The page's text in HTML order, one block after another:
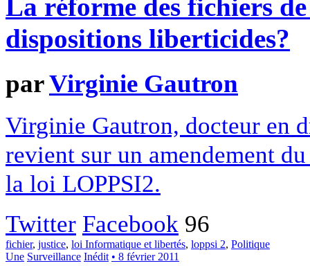
La réforme des fichiers
dispositions liberticides?
parVirginie Gautron
Virginie Gautron, docteur en
revient sur un amendement
la loi LOPPSI2.
Twitter Facebook 96
fichier, justice, loi Informatique et libertés, loppsi 2, Politique
Une Surveillance Inédit • 8 février 2011